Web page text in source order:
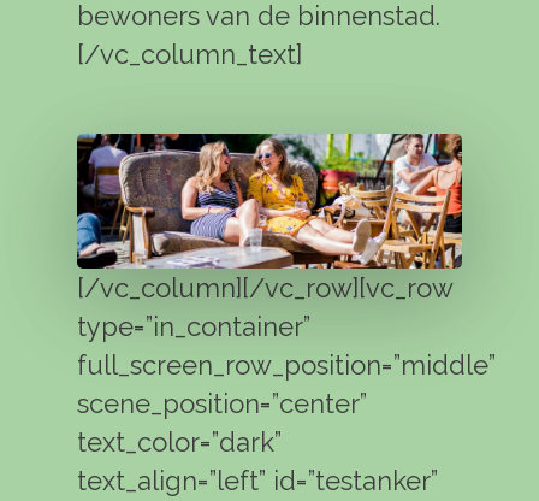
bewoners van de binnenstad.
[/vc_column_text]
[/vc_column][/vc_row][vc_row
type=”in_container”
full_screen_row_position=”middle”
scene_position=”center”
text_color=”dark”
text_align=”left” id=”testanker”